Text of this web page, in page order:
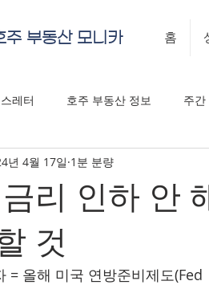
주 부동산 모니카 홈
레터 호주 부동산 정보 주
리 인하 안
것
년 4월 17일 1분 분량
= 올해 미국 연방준비제도